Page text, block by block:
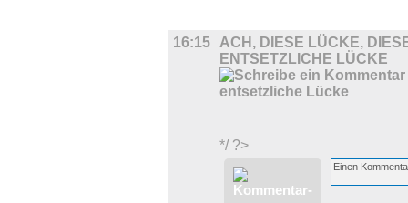
16:15
ACH, DIESE LÜCKE,
ENTSETZLICHE LÜCKE
*/ ?>